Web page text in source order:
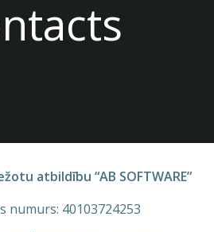
atbildību “AB SOFTWARE”
numurs: 40103724253